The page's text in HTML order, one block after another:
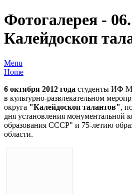
Фотогалерея -
Калейдоскоп
Menu
Home
6 октября 2012 года студенты ИФ
в культурно-развлекательном
округа "Калейдоскоп талантов",
дня установления монументальной
образования СССР" и 75-летию
области.